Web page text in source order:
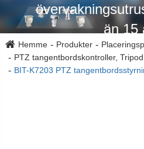
än 15
Hemme Produkter
PTZ tangentbordskontroller,
BIT-K7203 PTZ